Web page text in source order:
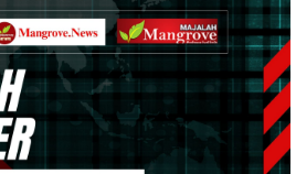
·waktu baca 1 menit